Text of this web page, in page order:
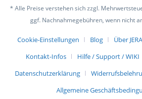
* Alle Preise verstehen sich zzgl.
ggf. Nachnahmegebühren, wenn nicht
Cookie-Einstellungen Blog Über JERA
Kontakt-Infos
Hilfe / Support / WIKI
Datenschutzerklärung
Allgemeine